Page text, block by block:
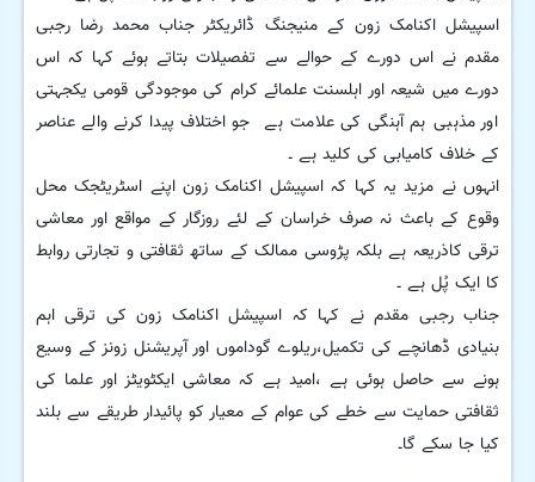
اسپیشل اکنامک زون کے منیجنگ ڈائریکٹر جناب محمد رضا رجبی
مقدم نے اس دورے کے حوالے سے تفصیلات بتاتے ہوئے کہا کہ اس
دورے میں شیعہ اور اہلسنت علمائے کرام کی موجودگی قومی یکجہتی
اور مذہبی ہم آہنگی کی علامت ہے جو اختلاف پیدا کرنے والے عناصر
کے خلاف کامیابی کی کلید ہے ۔
انہوں نے مزید یہ کہا کہ اسپیشل اکنامک زون اپنے اسٹریٹجک محل
وقوع کے باعث نہ صرف خراسان کے لئے روزگار کے مواقع اور معاشی
ترقی کاذریعہ ہے بلکہ پڑوسی ممالک کے ساتھ ثقافتی و تجارتی روابط
کا ایک پُل ہے ۔
جناب رجبی مقدم نے کہا کہ اسپیشل اکنامک زون کی ترقی اہم
بنیادی ڈھانچے کی تکمیل،ریلوے گوداموں اور آپریشنل زونز کے وسیع
ہونے سے حاصل ہوئی ہے ،امید ہے کہ معاشی ایکٹویٹز اور علما کی
ثقافتی حمایت سے خطے کی عوام کے معیار کو پائیدار طریقے سے بلند
کیا جا سکے گا۔